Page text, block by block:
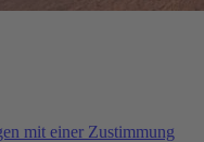
mit einer Zustimmung